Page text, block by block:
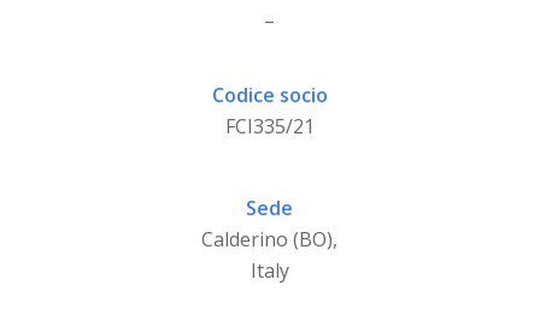
Codice socio
FCI335/21
Sede
Calderino (BO),
Italy